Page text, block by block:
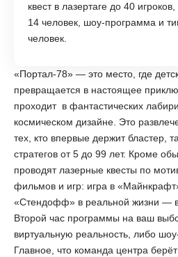
квест в лазертаге до 40
14 человек, шоу-программа и
человек.
«Портал-78» — это место, где
превращается в настоящее
проходит в фантастических
космическом дизайне. Это
тех, кто впервые держит бластер,
стратегов от 5 до 99 лет. Кроме
проводят лазерные квесты по
фильмов и игр: игра в
«Стендофф» в реальной жизни —
Второй час программы на ваш
виртуальную реальность, либо
Главное, что команда центра